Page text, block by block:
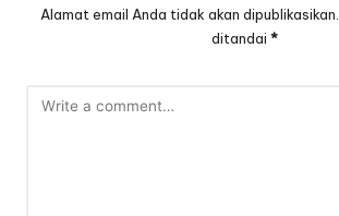
Alamat email Anda tidak akan dipublikasikan.
ditandai *